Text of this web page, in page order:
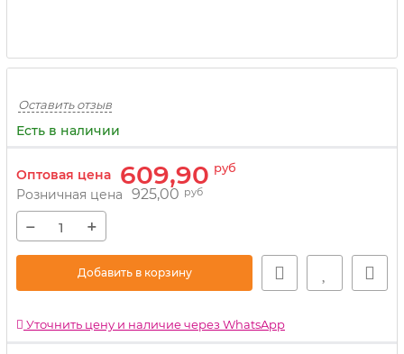
Оставить отзыв
Есть в наличии
Оптовая цена 609,90 руб
Розничная цена 925,00 руб
− +
Добавить в корзину
Уточнить цену и наличие через WhatsApp